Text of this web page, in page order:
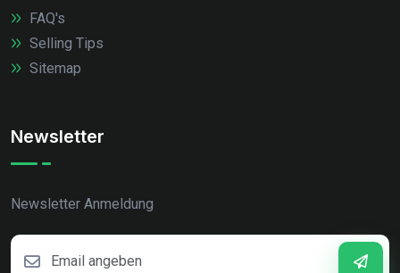
FAQ's
Selling Tips
Sitemap
Newsletter
Newsletter Anmeldung